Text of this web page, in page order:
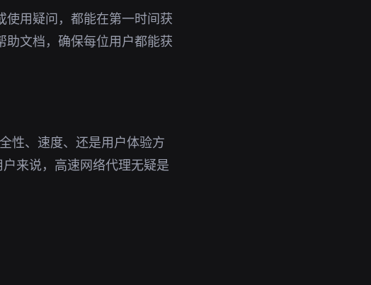
用疑问，都能在第一时间获
文档，确保每位用户都能获
性、速度、还是用户体验方
来说，高速网络代理无疑是